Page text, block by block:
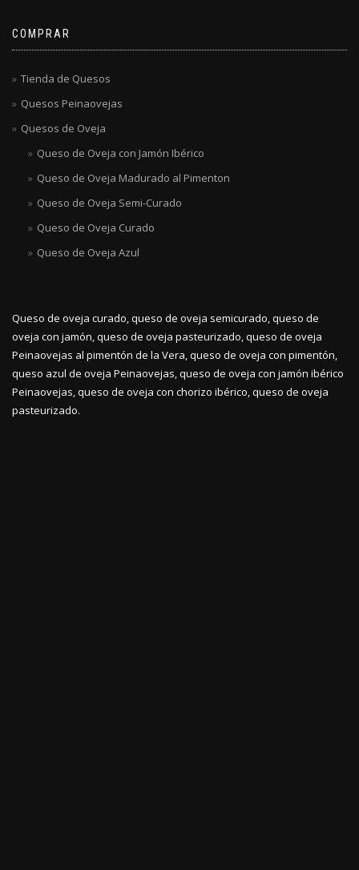
COMPRAR
Tienda de Quesos
Quesos Peinaovejas
Quesos de Oveja
Queso de Oveja con Jamón Ibérico
Queso de Oveja Madurado al Pimenton
Queso de Oveja Semi-Curado
Queso de Oveja Curado
Queso de Oveja Azul
Queso de oveja curado, queso de oveja semicurado, queso de
oveja con jamón, queso de oveja pasteurizado, queso de oveja
Peinaovejas al pimentón de la Vera, queso de oveja con pimentón,
queso azul de oveja Peinaovejas, queso de oveja con jamón ibérico
Peinaovejas, queso de oveja con chorizo ibérico, queso de oveja
pasteurizado.